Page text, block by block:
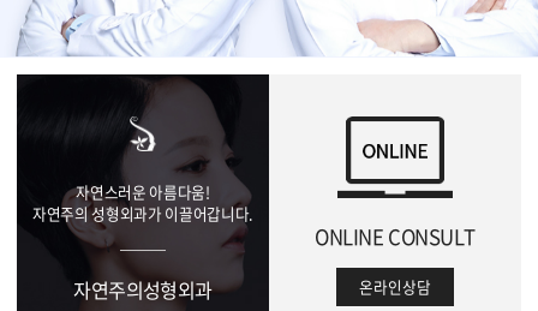
자연스러운 아름다움!
자연주의 성형외과가 이끌어갑니다.
자연주의성형외과
ONLINE CONSULT
온라인상담